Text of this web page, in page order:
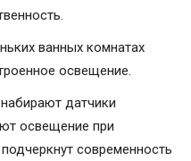
ванных комнатах
освещение.
датчики
освещение при
современность